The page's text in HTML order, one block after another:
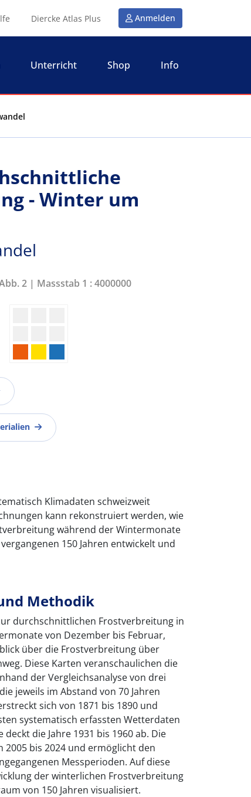
Diercke Atlas Plus Anmelden
Unterricht Shop Info
- Winter um
2 | Massstab 1 : 4000000
Klimadaten schweizweit
kann rekonstruiert werden, wie
während der Wintermonate
150 Jahren entwickelt und
Methodik
durchschnittlichen Frostverbreitung in
von Dezember bis Februar,
über die Frostverbreitung über
Diese Karten veranschaulichen die
der Vergleichsanalyse von drei
jeweils im Abstand von 70 Jahren
sich von 1871 bis 1890 und
systematisch erfassten Wetterdaten
die Jahre 1931 bis 1960 ab. Die
bis 2024 und ermöglicht den
Messperioden. Auf diese
der winterlichen Frostverbreitung
von 150 Jahren visualisiert.